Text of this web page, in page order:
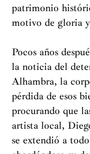
patrimonio
motivo de gloria
Pocos años
la noticia del
Alhambra, la
pérdida de esos
procurando que
artista local,
se extendió a